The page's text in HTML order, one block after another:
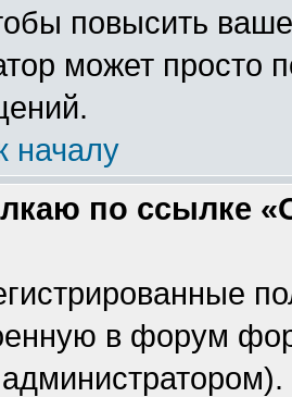
повысить
может просто
началу
по ссылке
в форум